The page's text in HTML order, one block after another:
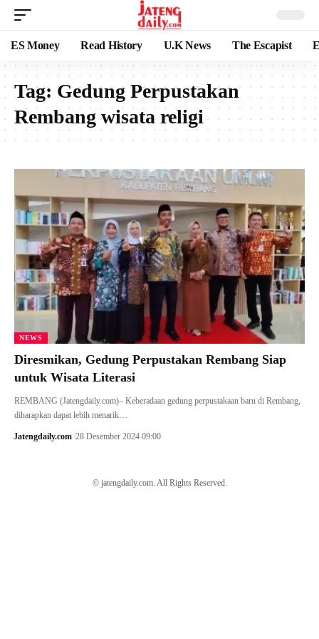
ES Money Read History U.K News The Escapist
Tag: Gedung Perpustakan
Rembang wisata religi
NEWS
Diresmikan, Gedung Perpustakan Rembang Siap
untuk Wisata Literasi
REMBANG (Jatengdaily.com)– Keberadaan gedung perpustakaan baru di Rembang,
diharapkan dapat lebih menarik…
Jatengdaily.com 28 Desember 2024 09:00
© jatengdaily.com. All Rights Reserved.